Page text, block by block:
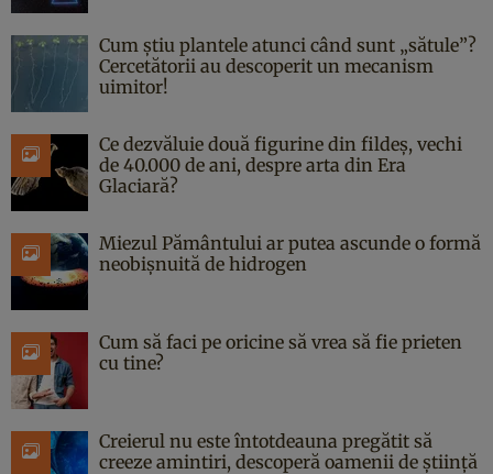
Cum știu plantele atunci când sunt „sătule”?
Cercetătorii au descoperit un mecanism
uimitor!
Ce dezvăluie două figurine din fildeș, vechi
de 40.000 de ani, despre arta din Era
Glaciară?
Miezul Pământului ar putea ascunde o formă
neobișnuită de hidrogen
Cum să faci pe oricine să vrea să fie prieten
cu tine?
Creierul nu este întotdeauna pregătit să
creeze amintiri, descoperă oamenii de știință